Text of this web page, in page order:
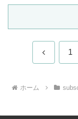
前 1
ホーム